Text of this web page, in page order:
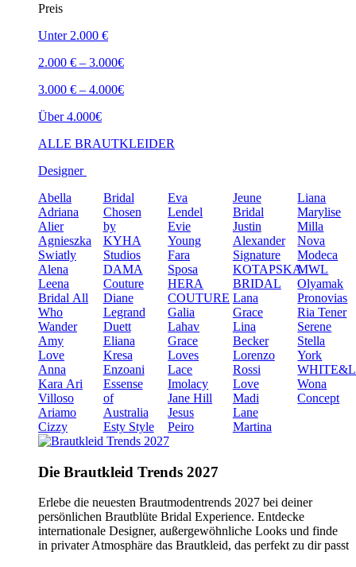
Preis
Unter 2.000 €
2.000 € – 3.000€
3.000 € – 4.000€
Über 4.000€
ALLE BRAUTKLEIDER
Designer
Abella
Adriana
Alier
Agnieszka
Swiatly
Alena
Leena
Bridal All
Who
Wander
Amy
Love
Anna
Kara Ari
Villoso
Ariamo
Cizzy
Bridal
Chosen
by
KYHA
Studios
DAMA
Couture
Diane
Legrand
Duett
Eliana
Kresa
Enzoani
Essense
of
Australia
Esty Style
Eva
Lendel
Evie
Young
Fara
Sposa
HERA
COUTURE
Galia
Lahav
Grace
Loves
Lace
Imolacy
Jane Hill
Jesus
Peiro
Jeune
Bridal
Justin
Alexander
Signature
KOTAPSKA
BRIDAL
Lana
Grace
Lina
Becker
Lorenzo
Rossi
Love
Madi
Lane
Martina
Liana
Marylise
Milla
Nova
Modeca
MWL
Olyamak
Pronovias
Ria Tener
Serene
Stella
York
Wona
Concept
Die Brautkleid Trends 2027
Erlebe die neuesten Brautmodentrends 2027 bei deiner
persönlichen Brautblüte Bridal Experience. Entdecke
internationale Designer, außergewöhnliche Looks und finde
in privater Atmosphäre das Brautkleid, das perfekt zu dir passt